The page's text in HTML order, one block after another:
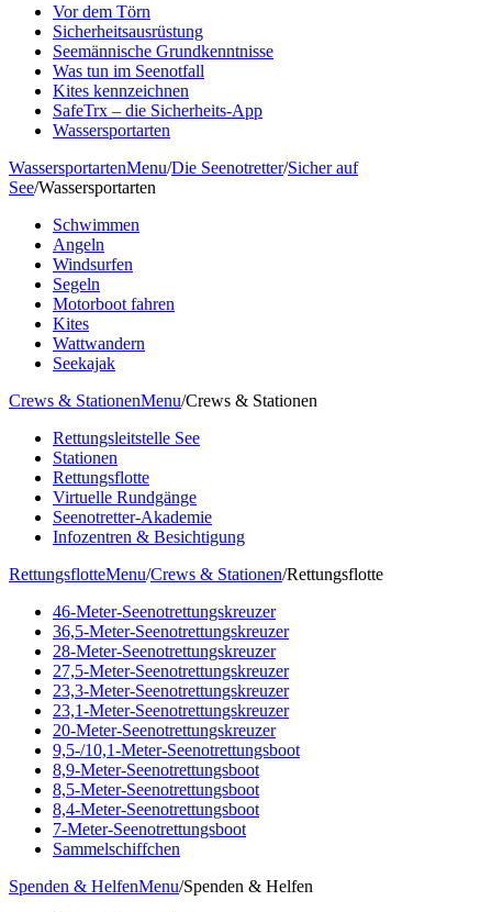
Vor dem Törn
Sicherheitsausrüstung
Seemännische Grundkenntnisse
Was tun im Seenotfall
Kites kennzeichnen
SafeTrx – die Sicherheits-App
Wassersportarten
WassersportartenMenu/Die Seenotretter/Sicher auf
See/Wassersportarten
Schwimmen
Angeln
Windsurfen
Segeln
Motorboot fahren
Kites
Wattwandern
Seekajak
Crews & StationenMenu/Crews & Stationen
Rettungsleitstelle See
Stationen
Rettungsflotte
Virtuelle Rundgänge
Seenotretter-Akademie
Infozentren & Besichtigung
RettungsflotteMenu/Crews & Stationen/Rettungsflotte
46-Meter-Seenotrettungskreuzer
36,5-Meter-Seenotrettungskreuzer
28-Meter-Seenotrettungskreuzer
27,5-Meter-Seenotrettungskreuzer
23,3-Meter-Seenotrettungskreuzer
23,1-Meter-Seenotrettungskreuzer
20-Meter-Seenotrettungskreuzer
9,5-/10,1-Meter-Seenotrettungsboot
8,9-Meter-Seenotrettungsboot
8,5-Meter-Seenotrettungsboot
8,4-Meter-Seenotrettungsboot
7-Meter-Seenotrettungsboot
Sammelschiffchen
Spenden & HelfenMenu/Spenden & Helfen